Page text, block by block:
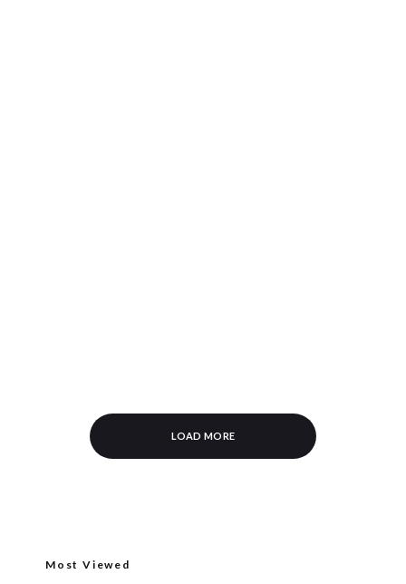
LOAD MORE
Most Viewed